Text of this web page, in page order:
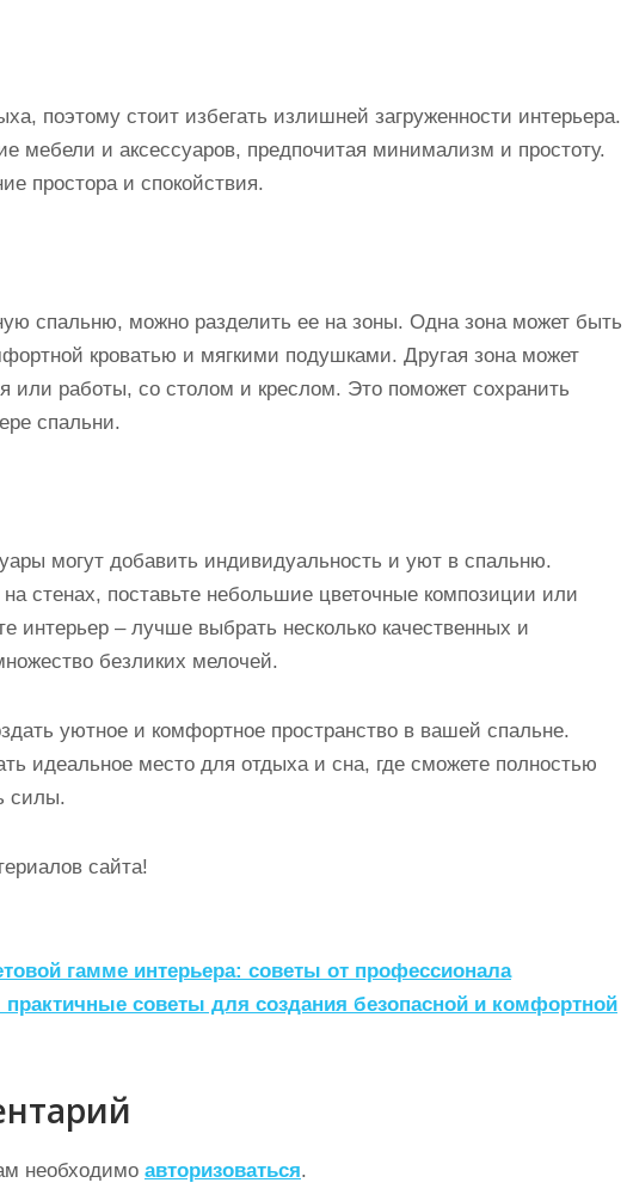
поэтому стоит избегать излишней загруженности интерьера.
мебели и аксессуаров, предпочитая минимализм и простоту.
простора и спокойствия.
спальню, можно разделить ее на зоны. Одна зона может быть
кроватью и мягкими подушками. Другая зона может
или работы, со столом и креслом. Это поможет сохранить
спальни.
могут добавить индивидуальность и уют в спальню.
на стенах, поставьте небольшие цветочные композиции или
интерьер – лучше выбрать несколько качественных и
безликих мелочей.
уютное и комфортное пространство в вашей спальне.
идеальное место для отдыха и сна, где сможете полностью
силы.
сайта!
гамме интерьера: советы от профессионала
советы для создания безопасной и комфортной
необходимо авторизоваться.